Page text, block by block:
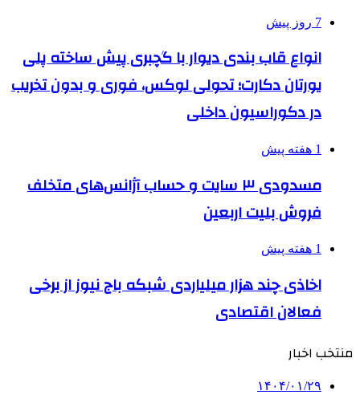
7 روز پیش
انواع قاب بندی دیوار با گچبری پیش ساخته پلی
یورتان دکارت؛ تحولی لوکس، فوری و بدون تخریب
در دکوراسیون داخلی
1 هفته پیش
مسدودی ۳ سایت و حساب آژانس‌های متخلف
فروش بلیت اربعین
1 هفته پیش
اخاذی چند هزار میلیاردی شبکه باج نیوز از برخی
فعالان اقتصادی
منتخب اخبار
۱۴۰۴/۰۱/۲۹